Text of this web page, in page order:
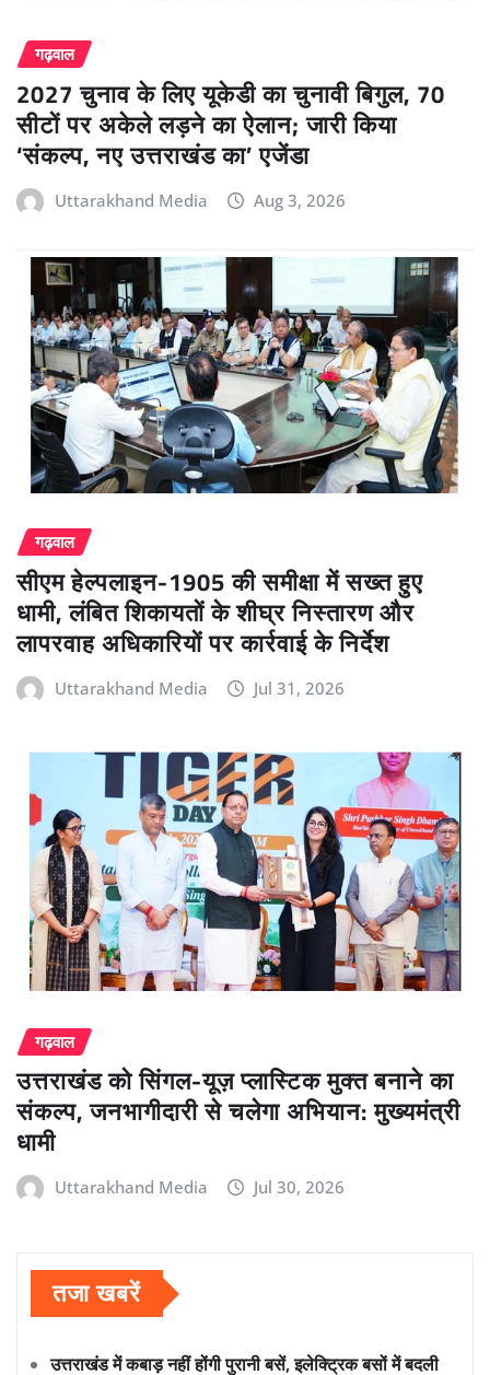
गढ़वाल
2027 चुनाव के लिए यूकेडी का चुनावी बिगुल, 70
सीटों पर अकेले लड़ने का ऐलान; जारी किया
‘संकल्प, नए उत्तराखंड का’ एजेंडा
Uttarakhand Media Aug 3, 2026
गढ़वाल
सीएम हेल्पलाइन-1905 की समीक्षा में सख्त हुए
धामी, लंबित शिकायतों के शीघ्र निस्तारण और
लापरवाह अधिकारियों पर कार्रवाई के निर्देश
Uttarakhand Media Jul 31, 2026
गढ़वाल
उत्तराखंड को सिंगल-यूज़ प्लास्टिक मुक्त बनाने का
संकल्प, जनभागीदारी से चलेगा अभियान: मुख्यमंत्री
धामी
Uttarakhand Media Jul 30, 2026
तजा खबरें
उत्तराखंड में कबाड़ नहीं होंगी पुरानी बसें, इलेक्ट्रिक बसों में बदली